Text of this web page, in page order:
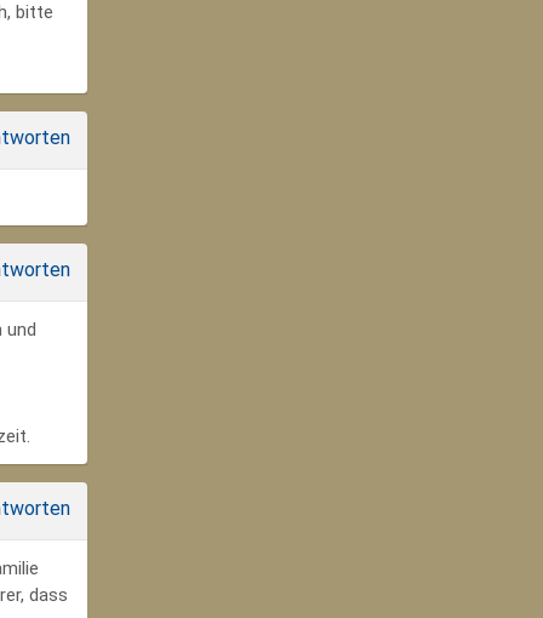
bitte
und
dass